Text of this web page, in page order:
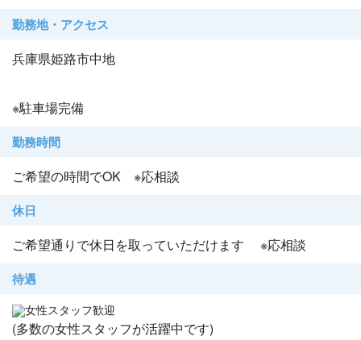
勤務地・アクセス
兵庫県姫路市中地
※駐車場完備
勤務時間
ご希望の時間でOK ※応相談
休日
ご希望通りで休日を取っていただけます ※応相談
待遇
女性スタッフ歓迎
(多数の女性スタッフが活躍中です)